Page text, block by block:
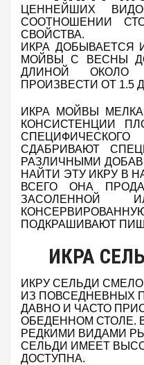
ЦЕННЕЙШИХ
СООТНОШЕНИИ
СВОЙСТВА.
ИКРА ДОБЫВАЕТСЯ
МОЙВЫ С ВЕСНЫ
ДЛИНОЙ
ПРОИЗВЕСТИ ОТ 1.5
ИКРА МОЙВЫ
КОНСИСТЕНЦИИ
СДАБРИВАЮТ
РАЗЛИЧНЫМИ
НАЙТИ ЭТУ ИКРУ В
ВСЕГО ОНА
ЗАСОЛЕННОЙ
ПОДКРАШИВАЮТ
ИКРА
ИКРУ СЕЛЬДИ
ИЗ ПОВСЕДНЕВНЫХ
ДАВНО И ЧАСТО
ОБЕДЕННОМ СТОЛЕ.
РЕДКИМИ ВИДАМИ
СЕЛЬДИ ИМЕЕТ
ДОСТУПНА.